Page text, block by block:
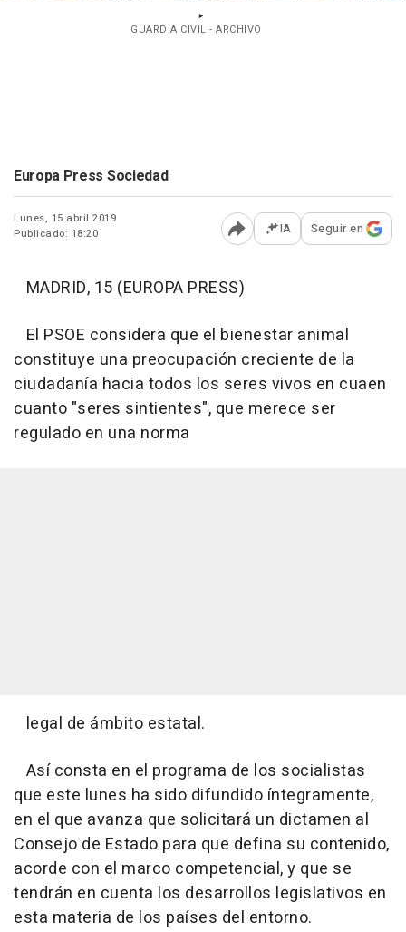
GUARDIA CIVIL - ARCHIVO
Europa Press Sociedad
Lunes, 15 abril 2019
Publicado: 18:20
Abrir opciones para
IA Seguir en
MADRID, 15 (EUROPA PRESS)
El PSOE considera que el bienestar animal
constituye una preocupación creciente de la
ciudadanía hacia todos los seres vivos en cuaen
cuanto "seres sintientes", que merece ser
regulado en una norma
legal de ámbito estatal.
Así consta en el programa de los socialistas
que este lunes ha sido difundido íntegramente,
en el que avanza que solicitará un dictamen al
Consejo de Estado para que defina su contenido,
acorde con el marco competencial, y que se
tendrán en cuenta los desarrollos legislativos en
esta materia de los países del entorno.